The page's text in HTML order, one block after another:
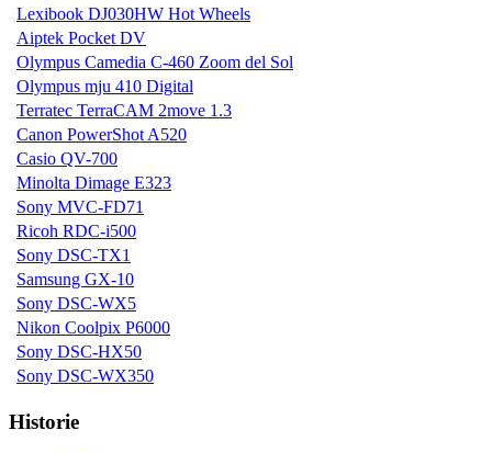
Lexibook DJ030HW Hot Wheels
Aiptek Pocket DV
Olympus Camedia C-460 Zoom del Sol
Olympus mju 410 Digital
Terratec TerraCAM 2move 1.3
Canon PowerShot A520
Casio QV-700
Minolta Dimage E323
Sony MVC-FD71
Ricoh RDC-i500
Sony DSC-TX1
Samsung GX-10
Sony DSC-WX5
Nikon Coolpix P6000
Sony DSC-HX50
Sony DSC-WX350
Historie